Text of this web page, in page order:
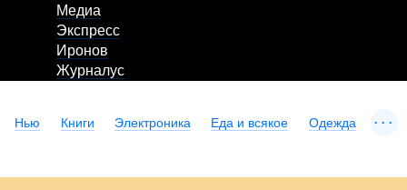
Медиа
Экспресс
Иронов
Журналус
Нью Книги Электроника Еда и всякое Одежда ...